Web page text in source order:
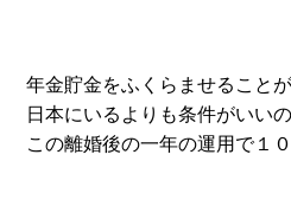
年金貯金をふくらませること
日本にいるよりも条件がいい
この離婚後の一年の運用で１